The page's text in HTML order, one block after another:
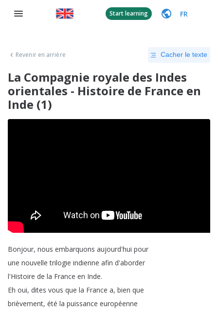
Start learning FR
Revenir en arrière Cacher le texte
La Compagnie royale des Indes
orientales - Histoire de France en
Inde (1)
Bonjour, nous embarquons aujourd'hui pour
une nouvelle trilogie indienne afin d'aborder
l'Histoire de la France en Inde.
Eh oui, dites vous que la France a, bien que
brièvement, été la puissance européenne